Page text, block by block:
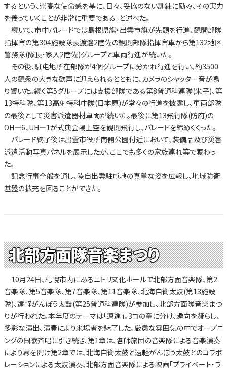
するという、崇高な使命感を基に、日々、妥協のない訓練に励み、その実力
を養っていくことが非常に重要である」と述べた。
続いて、市中パレードでは島根県旗・出雲市旗が先頭を行進、観閲部隊
指揮官の第304施設隊長渡邊2陸佐の観閲部隊指揮官車から第132地区
警務隊(隊長・家入2陸佐)グループと車両行進が続いた。
その後、駐屯地所在部隊が4個グループに分かれ行進を行い、約3500
人の観衆の大きな歓声に迎えられるとともに、カメラのシャッター音が鳴
り響いた。続く第5グループには支援部隊である第8普通科連隊(米子)、第
13特科隊、第13高射特科中隊(日本原)が堂々の行進を披露し、車両部隊
の最後として災害派遣器材車両が続いた。最後に第13飛行隊(防府)の
OH—6、UH—1が式典会場上空を観閲飛行し、パレードを締めくくった。
パレード終了後は出雲市役所南側公園付近において、装備品及び災害
派遣活動写真パネルを展示したが、ここでも多くの家族連れ等で賑わっ
た。
記念行事全般を通し、陸自出雲駐屯地の真摯な姿を広報し、地域防衛
基盤の拡充を図ることができた。
北部方面隊音楽まつり
10月24日、札幌市内にあるニトリ文化ホールで北部方面音楽隊、第2
音楽隊、第5音楽隊、第7音楽隊、第11音楽隊、北海自衛太鼓(第13施設
隊)、遠軽がんぼう太鼓(第25普通科連隊)が参加し、北部方面隊音楽まつ
りが行われた。本年度のテーマは「邁進」。3コの章に分け、趣向を凝らし、
多彩な演出、演奏により来場者を魅了した。厳粛な雰囲気の中でオープニ
ングの国歌斉唱に引き続き、第1章は、各師旅団の音楽隊による音楽演奏
により幕を開け第2章では、北海自衛太鼓と遠軽がんぼう太鼓とのコラボ
レーションによる太鼓演奏、北部方面音楽隊による映画「プライベート・ラ